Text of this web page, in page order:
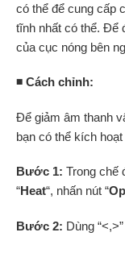
có thể để cung cấp
tĩnh nhất có thể. Để
của cục nóng bên
◾ Cách chỉnh:
Để giảm âm thanh
bạn có thể kích
Bước 1: Trong chế
“Heat“, nhấn nút “
Bước 2: Dùng